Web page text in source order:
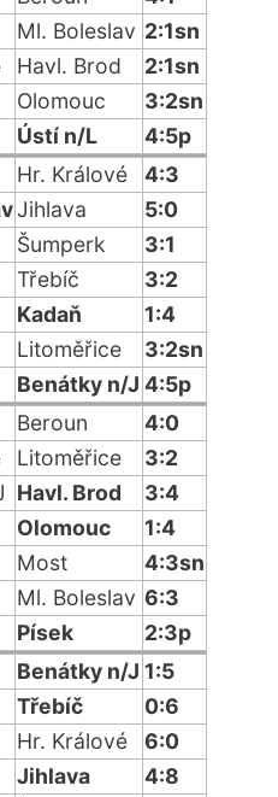
Ml. Boleslav 2:1sn
Havl. Brod
2:1sn
Olomouc
3:2sn
Ústí n/L
4:5p
Hr. Králové
4:3
Jihlava
5:0
Šumperk
3:1
Třebíč
3:2
Kadaň
1:4
Litoměřice
3:2sn
Benátky n/J 4:5p
Beroun
4:0
Litoměřice
3:2
Havl. Brod
3:4
Olomouc
1:4
Most
4:3sn
Ml. Boleslav 6:3
Písek
2:3p
Benátky n/J 1:5
Třebíč
0:6
Hr. Králové
6:0
Jihlava
4:8